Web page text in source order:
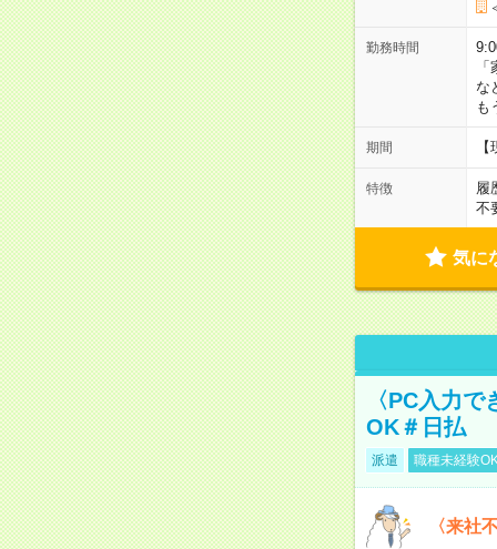
勤務時間
な
も
期間
特徴
履
不
気に
〈PC入力
OK＃日払
派遣 職種未経験
〈来社